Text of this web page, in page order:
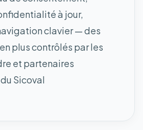
à jour,
clavier — des
plus contrôlés par les
et partenaires
Sicoval